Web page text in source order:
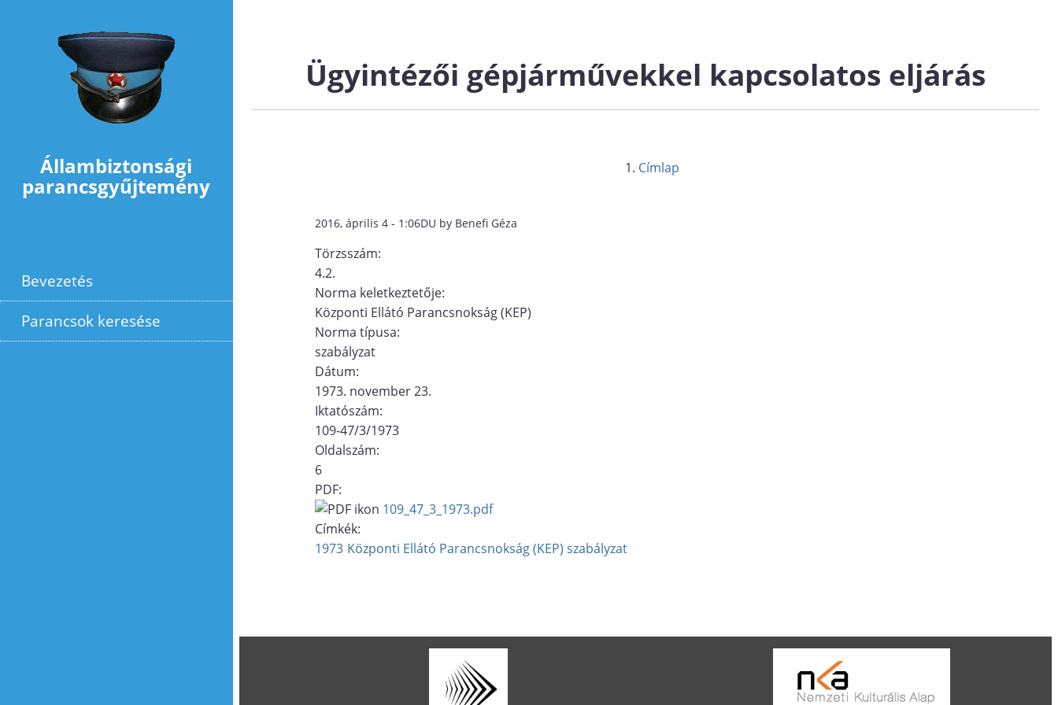
Állambiztonsági
parancsgyűjtemény
Bevezetés
Parancsok keresése
Ügyintézői gépjárművekkel kapcsolatos eljárás
Címlap
2016, április 4 - 1:06DU by Benefi Géza
Törzsszám:
4.2.
Norma keletkeztetője:
Központi Ellátó Parancsnokság (KEP)
Norma típusa:
szabályzat
Dátum:
1973. november 23.
Iktatószám:
109-47/3/1973
Oldalszám:
6
PDF:
109_47_3_1973.pdf
Címkék:
1973 Központi Ellátó Parancsnokság (KEP) szabályzat